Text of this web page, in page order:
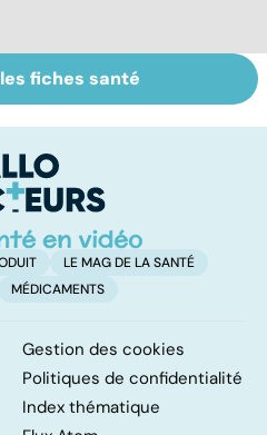
Tout savoir sur
les infections
fiches santé
LE MAG DE LA SANTÉ
MÉDICAMENTS
Gestion des cookies
Politiques de confidentialité
Index thématique